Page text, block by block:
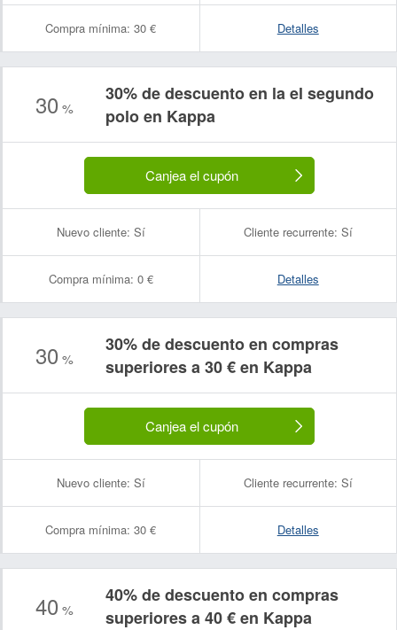
Compra mínima: 30 € Detalles
30 %
30% de descuento en la el segundo
polo en Kappa
Canjea el cupón
Nuevo cliente: Sí Cliente recurrente: Sí
Compra mínima: 0 € Detalles
30 %
30% de descuento en compras
superiores a 30 € en Kappa
Canjea el cupón
Nuevo cliente: Sí Cliente recurrente: Sí
Compra mínima: 30 € Detalles
40 %
40% de descuento en compras
superiores a 40 € en Kappa